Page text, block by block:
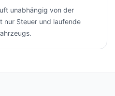
unabhängig von der
nur Steuer und laufende